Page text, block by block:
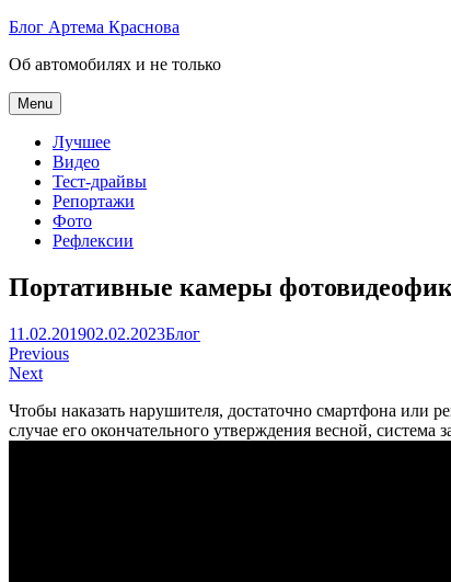
Skip
content
Блог Артема Краснова
Об автомобилях и не только
Menu
Лучшее
Видео
Тест-драйвы
Репортажи
Фото
Рефлексии
Портативные камеры
Артем
Краснов
11.02.201902.02.2023Блог
Навигация
по
записям
Previous
Next
Чтобы наказать нарушителя, достаточно смартфона или
случае его окончательного утверждения весной,